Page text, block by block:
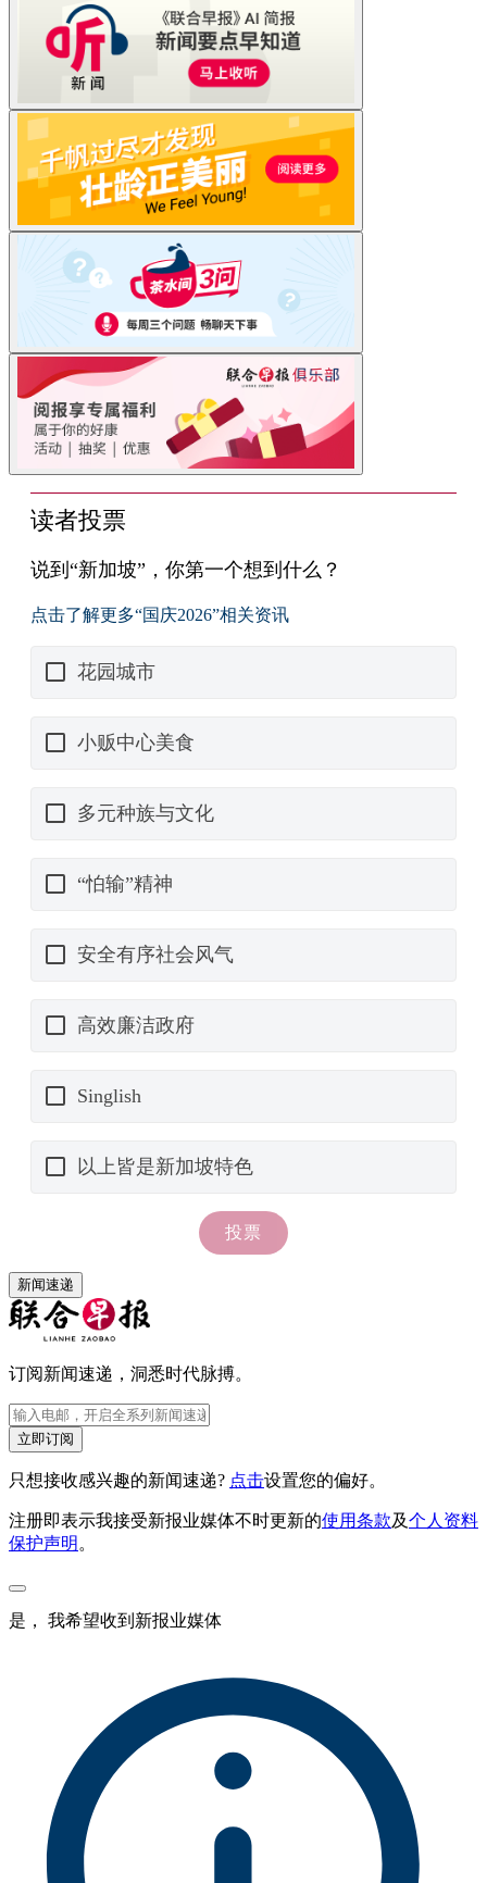
新闻速递
订阅新闻速递，洞悉时代脉搏。
立即订阅
只想接收感兴趣的新闻速递? 点击设置您的偏好。
注册即表示我接受新报业媒体不时更新的使用条款及个人资料
保护声明 。
是， 我希望收到新报业媒体